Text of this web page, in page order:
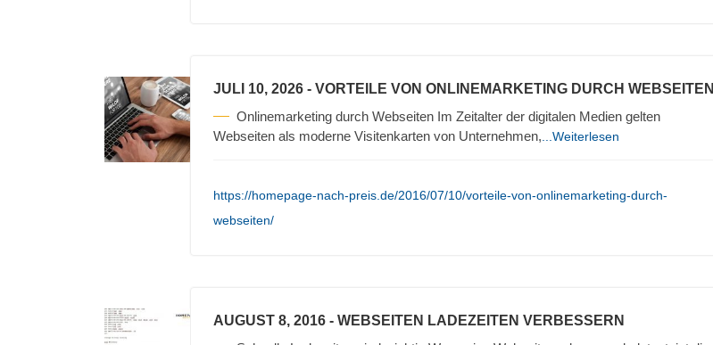
JULI 10, 2026 - VORTEILE VON ONLINEMARKETING DURCH WEBSEITEN
Onlinemarketing durch Webseiten Im Zeitalter der digitalen Medien gelten
Webseiten als moderne Visitenkarten von Unternehmen, ...Weiterlesen
https://homepage-nach-preis.de/2016/07/10/vorteile-von-onlinemarketing-durch-
webseiten/
AUGUST 8, 2016 - WEBSEITEN LADEZEITEN VERBESSERN